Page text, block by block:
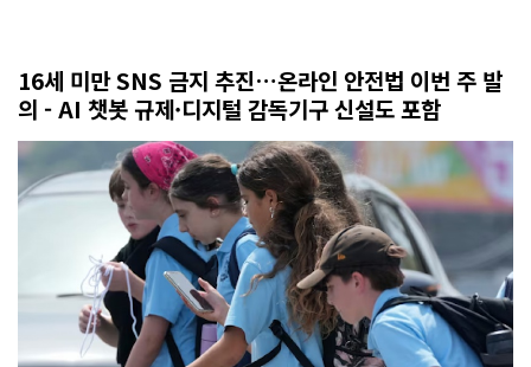
16세 미만 SNS 금지 추진…온라인 안전법 이번 주 발
의 - AI 챗봇 규제·디지털 감독기구 신설도 포함